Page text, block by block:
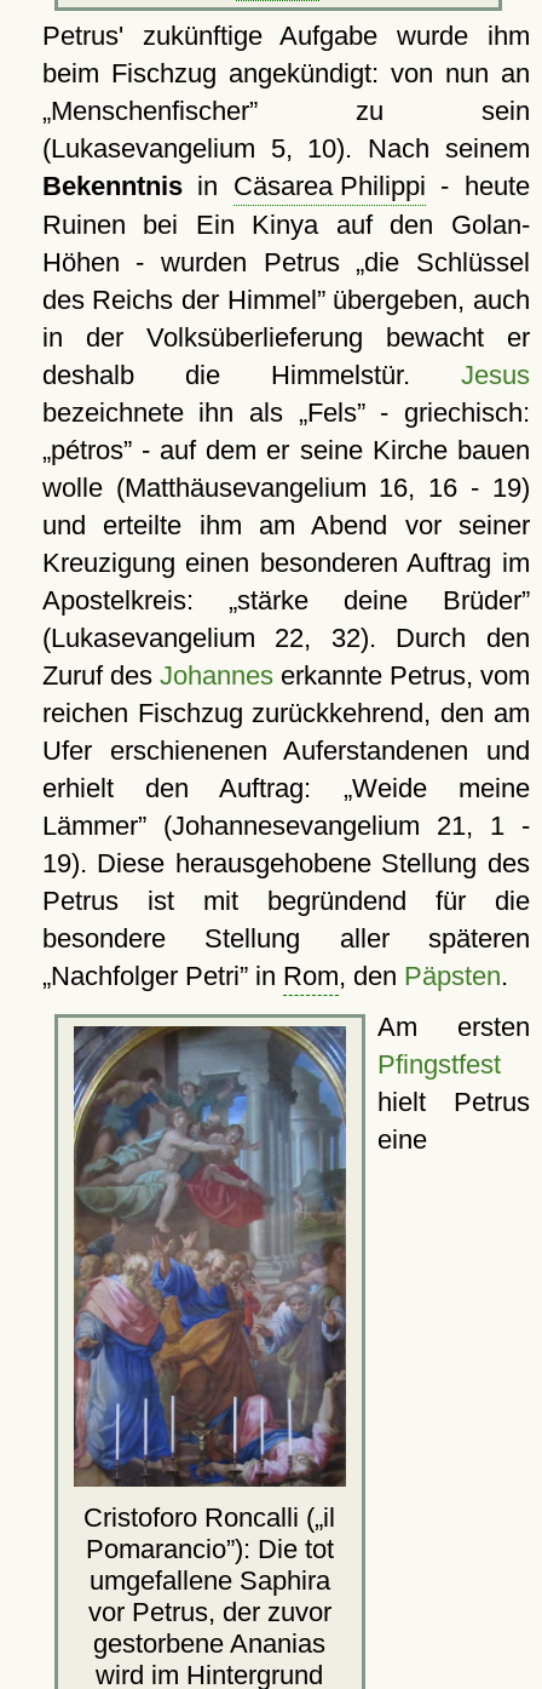
Petrus' zukünftige Aufgabe wurde ihm
beim Fischzug angekündigt: von nun an
Menschenfischer zu sein
(Lukasevangelium 5, 10). Nach seinem
Bekenntnisin Cäsarea Philippi - heute
Ruinen bei Ein Kinya auf den Golan-
Höhen - wurden Petrus die Schlüssel
des Reichs der Himmel übergeben, auch
in der Volksüberlieferung bewacht er
deshalb die Himmelstür. Jesus
bezeichnete ihn als
Fels - griechisch:
pétros - auf dem er seine Kirche bauen
wolle (Matthäusevangelium 16, 16 - 19)
und erteilte ihm am Abend vor seiner
Kreuzigung einen besonderen Auftrag im
Apostelkreis:
stärke deine Brüder
(Lukasevangelium 22, 32). Durch den
Zuruf des Johanneserkannte Petrus, vom
reichen Fischzug zurückkehrend, den am
Ufer erschienenen Auferstandenen und
erhielt den Auftrag:
Weide meine
Lämmer (Johannesevangelium 21, 1 -
19). Diese herausgehobene Stellung des
Petrus ist mit begründend für die
besondere Stellung aller späteren
Nachfolger Petri in Rom, den Päpsten.
Cristoforo Roncalli ( il
Pomarancio ): Die tot
umgefallene Saphira
vor Petrus, der zuvor
gestorbene Ananias
wird im Hintergrund
Am ersten
Pfingstfest
hielt Petrus
eine